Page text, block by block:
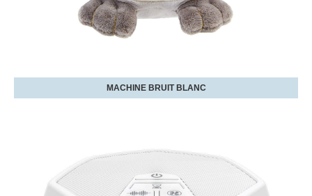
MACHINE BRUIT BLANC